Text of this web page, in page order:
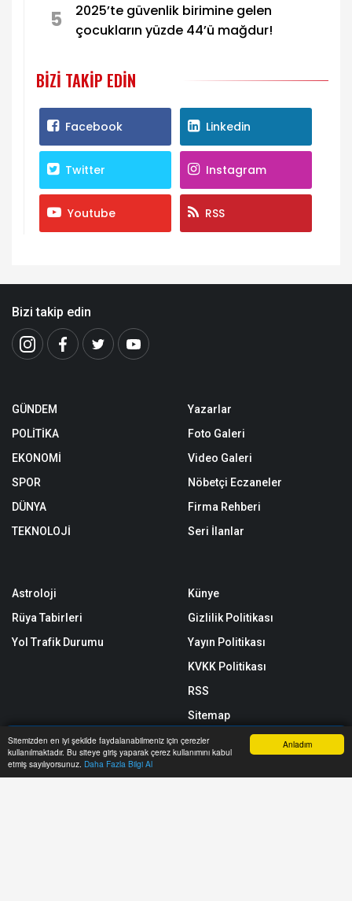
Anladım
Sitemizden en iyi şekilde faydalanabilmeniz için çerezler
kullanılmaktadır. Bu siteye giriş yaparak çerez kullanımını kabul
etmiş sayılıyorsunuz. Daha Fazla Bilgi Al
5
2025’te güvenlik birimine gelen
çocukların yüzde 44’ü mağdur!
BIZI TAKIP EDIN
Facebook Linkedin
Twitter Instagram
Youtube RSS
Bizi takip edin
GÜNDEM
POLİTİKA
EKONOMİ
SPOR
DÜNYA
TEKNOLOJİ
Yazarlar
Foto Galeri
Video Galeri
Nöbetçi Eczaneler
Firma Rehberi
Seri İlanlar
Astroloji
Rüya Tabirleri
Yol Trafik Durumu
Künye
Gizlilik Politikası
Yayın Politikası
KVKK Politikası
RSS
Sitemap
Sitene Ekle
Anasayfa Yazarlar Haber Ara İhbar Hattı Menu